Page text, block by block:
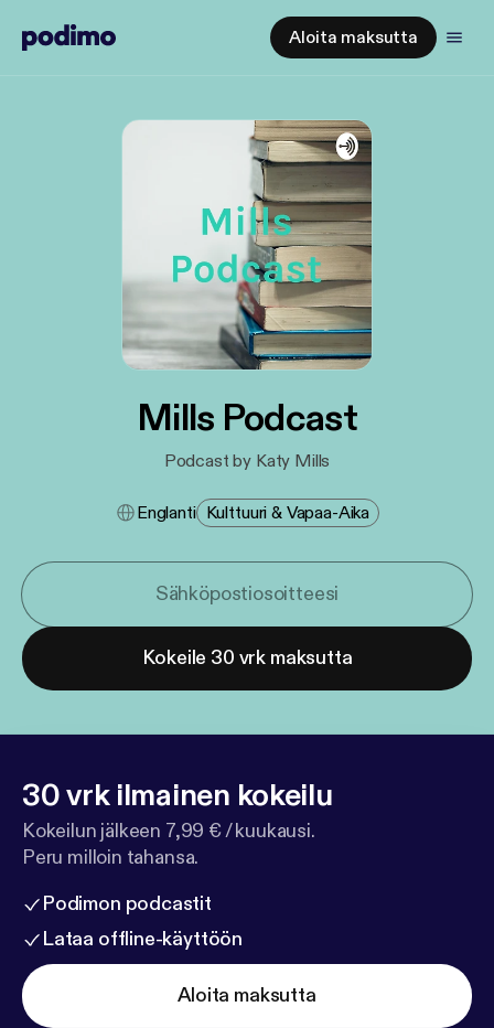
Aloita maksutta
Mills Podcast
Podcast by Katy Mills
Englanti Kulttuuri & Vapaa-Aika
Kokeile 30 vrk maksutta
30 vrk ilmainen kokeilu
Kokeilun jälkeen 7,99 € / kuukausi.
Peru milloin tahansa.
Podimon podcastit
Lataa offline-käyttöön
Aloita maksutta